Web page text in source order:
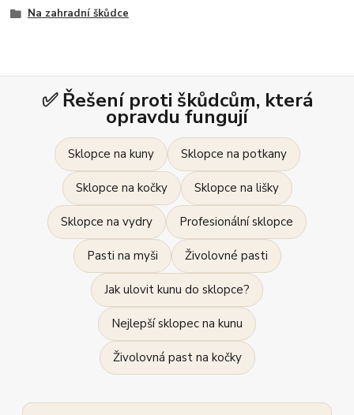
Na zahradní škůdce
✅ Řešení proti škůdcům, která
opravdu fungují
Sklopce na kuny Sklopce na potkany
Sklopce na kočky Sklopce na lišky
Sklopce na vydry Profesionální sklopce
Pasti na myši Živolovné pasti
Jak ulovit kunu do sklopce?
Nejlepší sklopec na kunu
Živolovná past na kočky